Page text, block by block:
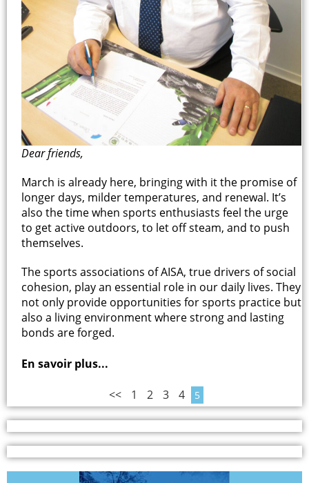
Dear friends,
March is already here, bringing with it the promise of
longer days, milder temperatures, and renewal. It’s
also the time when sports enthusiasts feel the urge
to get active outdoors, to let off steam, and to push
themselves.
The sports associations of AISA, true drivers of social
cohesion, play an essential role in our daily lives. They
not only provide opportunities for sports practice but
also a living environment where strong and lasting
bonds are forged.
En savoir plus...
<< 1 2 3 4 5